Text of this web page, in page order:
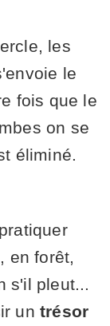
les
le
fois que le
on se
éliminé.
en forêt,
s'il pleut...
untrésor